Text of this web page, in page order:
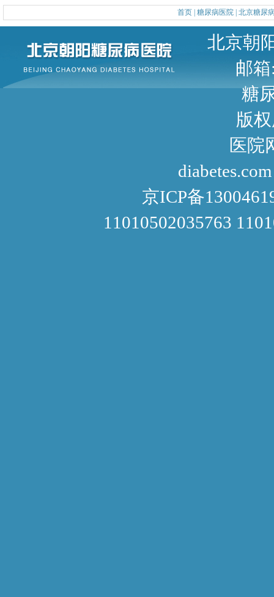
首页 糖尿病医院 北京糖尿
北京朝阳区甜水园东
邮箱
糖尿病咨询
版
医院网址： http://
京ICP备
11010502035763